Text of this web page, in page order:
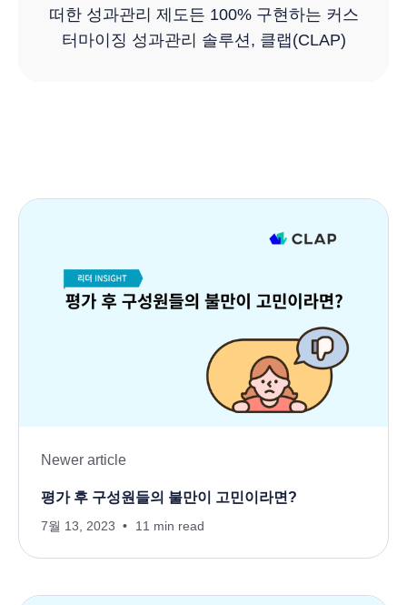
떠한 성과관리 제도든 100% 구현하는 커스
터마이징 성과관리 솔루션, 클랩(CLAP)
Newer article
평가 후 구성원들의 불만이 고민이라면?
7월 13, 2023 11 min read